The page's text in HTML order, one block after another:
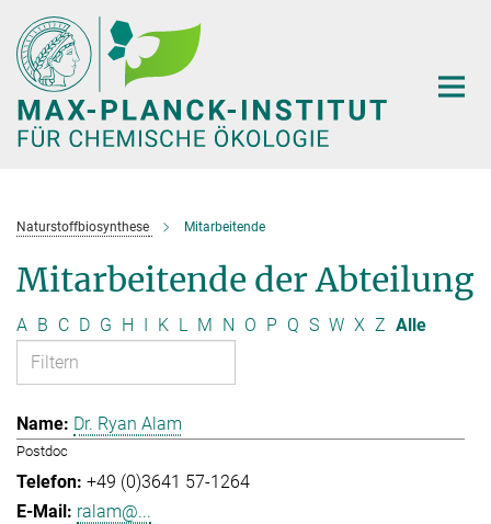
Hauptinhalt
Naturstoffbiosynthese Mitarbeitende
Mitarbeitende der Abteilung
A B C D G H I K L M N O P Q S W X Z Alle
Dr. Ryan Alam
Postdoc
+49 (0)3641 57-1264
ralam@...